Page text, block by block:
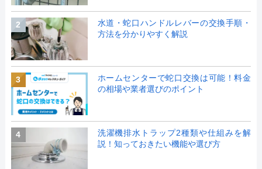
2
水道・蛇口ハンドルレバーの交換手順・
方法を分かりやすく解説
3
ホームセンターで蛇口交換は可能！料金
の相場や業者選びのポイント
4
洗濯機排水トラップ2種類や仕組みを解
説！知っておきたい機能や選び方